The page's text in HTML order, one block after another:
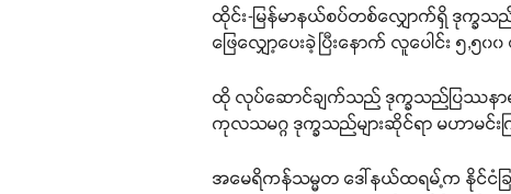
ထိုင်း-မြန်မာနယ်စပ်တစ်လျှောက်ရှိ ဒုက္ခသ
ဖြေလျှော့ပေးခဲ့ပြီးနောက် လူပေါင်း ၅,
ထို လုပ်ဆောင်ချက်သည် ဒုက္ခသည်ပြဿနာရ
ကုလသမဂ္ဂ ဒုက္ခသည်များဆိုင်ရာ မဟာမင်း
အမေရိကန်သမ္မတ ဒေါ်နယ်ထရမ့်က နိုင်ငံခြ